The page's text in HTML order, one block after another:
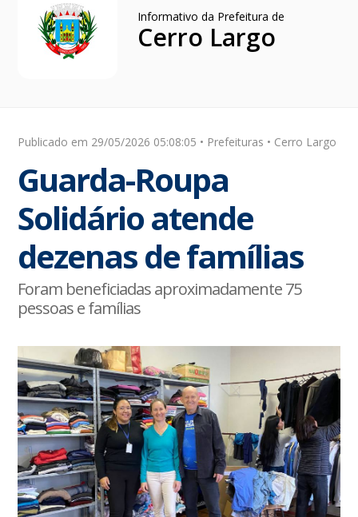
Informativo da Prefeitura de
Cerro Largo
Publicado em 29/05/2026 05:08:05 • Prefeituras • Cerro Largo
Guarda-Roupa
Solidário atende
dezenas de famílias
Foram beneficiadas aproximadamente 75
pessoas e famílias